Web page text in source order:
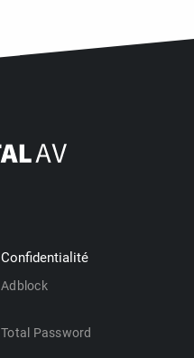
Confidentialité
Adblock
Total Password